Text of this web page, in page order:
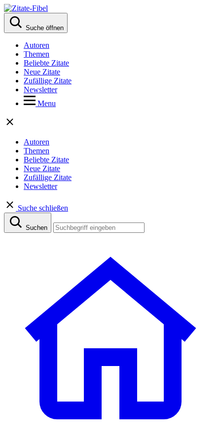
Suche öffnen
Autoren
Themen
Beliebte Zitate
Neue Zitate
Zufällige Zitate
Newsletter
Menu
Autoren
Themen
Beliebte Zitate
Neue Zitate
Zufällige Zitate
Newsletter
Suche schließen
Suchen